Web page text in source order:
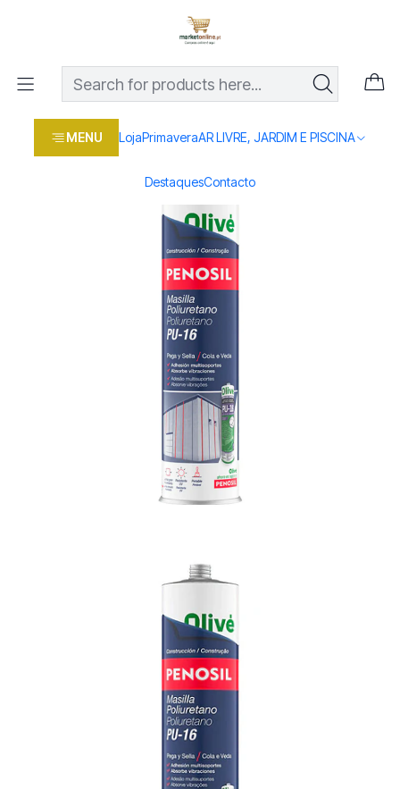
MENU LojaPrimaveraAR LIVRE, JARDIM E PISCINA
DestaquesContacto
Os melhores preços em produtos para casa, jardim e bricolage
Loja Casa e conforto
BRICOLAGE E FERRAMENTAS
COLAS, SILICONES
Cola e Veda Penosil PU16 Branca 300ML